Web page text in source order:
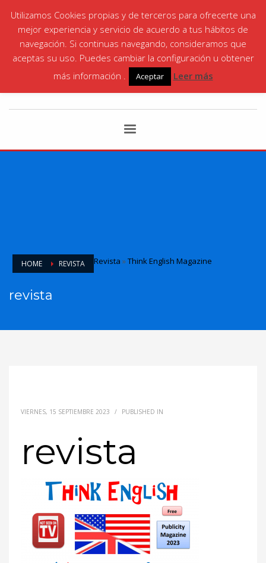
¡LLÁMANOS! | SANTA ANA868 06 35 87|
CARTAGENA868 066146
HOME Revista »Think English Magazine
REVISTA
revista
VIERNES, 15 SEPTIEMBRE 2023 / PUBLISHED IN
revista
Utilizamos Cookies propias y de terceros para ofrecerte una
mejor experiencia y servicio de acuerdo a tus hábitos de
navegación. Si continuas navegando, consideramos que
aceptas su uso. Puedes cambiar la configuración u obtener
más información .
Aceptar Leer más